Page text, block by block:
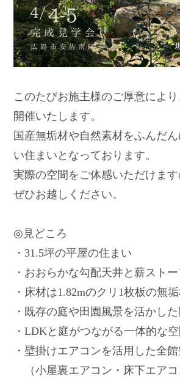
このたびお施主様のご厚意によ
開催いたします。
国産無垢材や自然素材をふんだ
い住まいとなっております。
実際の空間をご体感いただけま
ぜひお越しください。
◎見どころ
・31.5坪の平屋の住まい
・おおらかな勾配天井と薪スト
・床材は1.82mのクリ1枚板の無
・既存の庭や田園風景を活かし
・LDKと庭がつながる一体的な空
・壁掛けエアコンを活用した全館
（小屋裏エアコン・床下エアコ